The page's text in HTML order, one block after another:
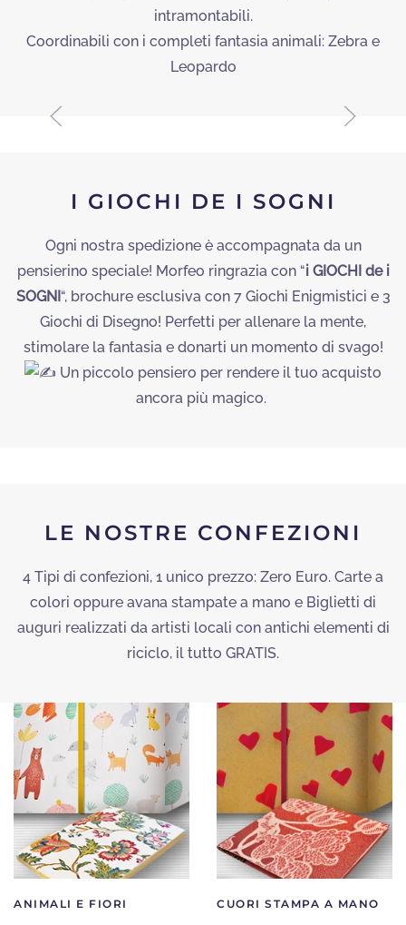
intramontabili.
Coordinabili con i completi fantasia animali: Zebra e
Leopardo
I GIOCHI DE I SOGNI
Ogni nostra spedizione è accompagnata da un
pensierino speciale! Morfeo ringrazia con “i GIOCHI de i
SOGNI“, brochure esclusiva con 7Giochi Enigmistici e 3
Giochi di Disegno! Perfetti per allenare la mente,
stimolare la fantasia e donarti un momento di svago!
Un piccolo pensiero per rendere il tuo acquisto
ancora più magico.
LE NOSTRE CONFEZIONI
4 Tipi di confezioni, 1 unico prezzo: Zero Euro. Carte a
colori oppure avana stampate a mano e Biglietti di
auguri realizzati da artisti locali con antichi elementi di
riciclo, il tutto GRATIS.
ANIMALI E FIORI CUORI STAMPA A MANO